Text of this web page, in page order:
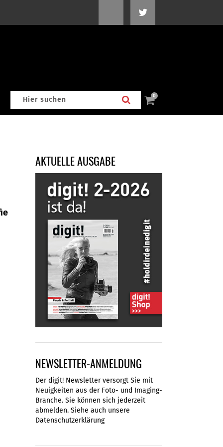
0
AKTUELLE AUSGABE
NEWSLETTER-ANMELDUNG
Der digit! Newsletter versorgt Sie mit
Neuigkeiten aus der Foto- und Imaging-
Branche. Sie können sich jederzeit
abmelden. Siehe auch unsere
Datenschutzerklärung